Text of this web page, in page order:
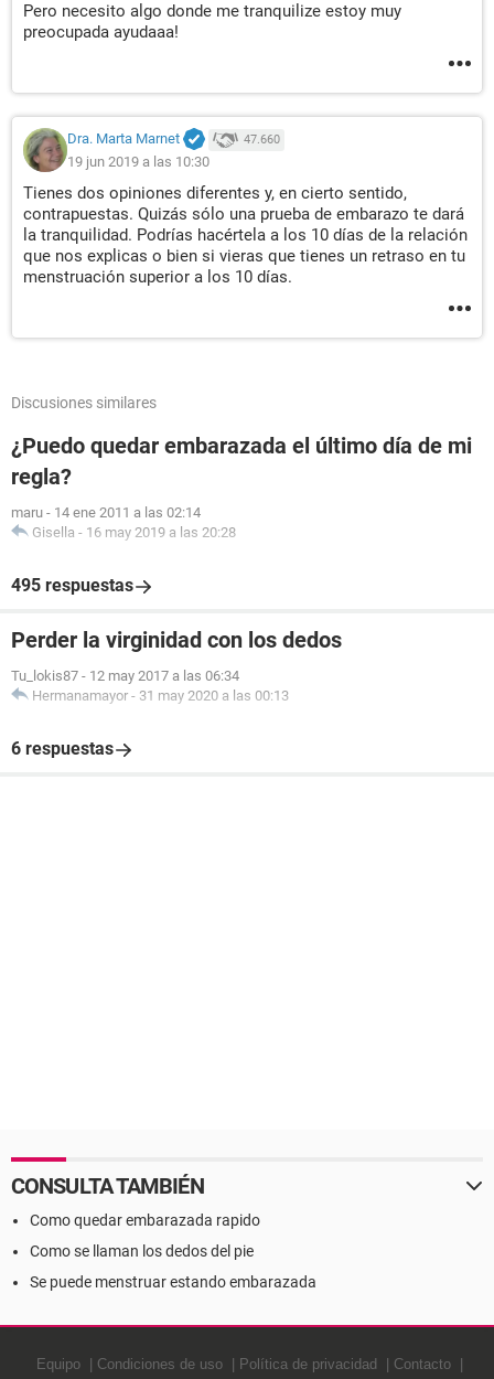
Pero necesito algo donde me tranquilize estoy muy
preocupada ayudaaa!
Dra. Marta Marnet 47.660
19 jun 2019 a las 10:30
Tienes dos opiniones diferentes y, en cierto sentido,
contrapuestas. Quizás sólo una prueba de embarazo te dará
la tranquilidad. Podrías hacértela a los 10 días de la relación
que nos explicas o bien si vieras que tienes un retraso en tu
menstruación superior a los 10 días.
Discusiones similares
¿Puedo quedar embarazada el último día de mi
regla?
maru - 14 ene 2011 a las 02:14
Gisella - 16 may 2019 a las 20:28
495 respuestas
Perder la virginidad con los dedos
Tu_lokis87 - 12 may 2017 a las 06:34
Hermanamayor - 31 may 2020 a las 00:13
6 respuestas
CONSULTA TAMBIÉN
Como quedar embarazada rapido
Como se llaman los dedos del pie
Se puede menstruar estando embarazada
Equipo Condiciones de uso Política de privacidad Contacto